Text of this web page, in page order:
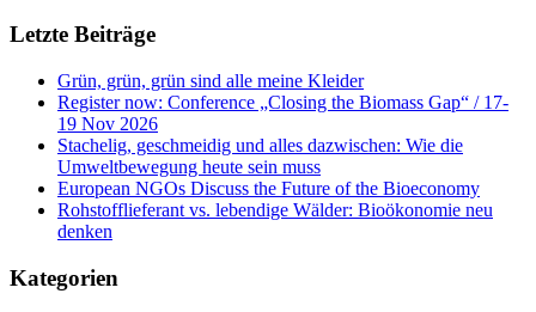
Letzte Beiträge
Grün, grün, grün sind alle meine Kleider
Register now: Conference „Closing the Biomass Gap“ / 17-
19 Nov 2026
Stachelig, geschmeidig und alles dazwischen: Wie die
Umweltbewegung heute sein muss
European NGOs Discuss the Future of the Bioeconomy
Rohstofflieferant vs. lebendige Wälder: Bioökonomie neu
denken
Kategorien